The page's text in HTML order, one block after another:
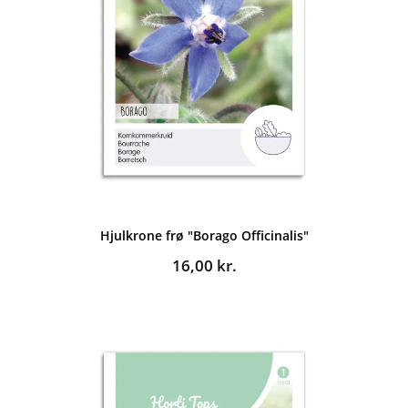
Hjulkrone frø "Borago Officinalis"
16,00 kr.